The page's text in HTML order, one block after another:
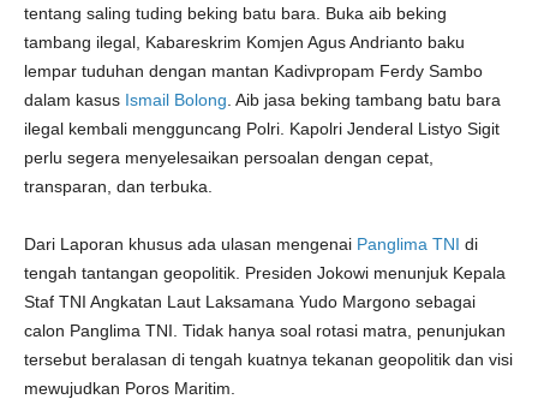
tentang saling tuding beking batu bara. Buka aib beking
tambang ilegal, Kabareskrim Komjen Agus Andrianto baku
lempar tuduhan dengan mantan Kadivpropam Ferdy Sambo
dalam kasus Ismail Bolong . Aib jasa beking tambang batu bara
ilegal kembali mengguncang Polri. Kapolri Jenderal Listyo Sigit
perlu segera menyelesaikan persoalan dengan cepat,
transparan, dan terbuka.
Dari Laporan khusus ada ulasan mengenai Panglima TNI di
tengah tantangan geopolitik. Presiden Jokowi menunjuk Kepala
Staf TNI Angkatan Laut Laksamana Yudo Margono sebagai
calon Panglima TNI. Tidak hanya soal rotasi matra, penunjukan
tersebut beralasan di tengah kuatnya tekanan geopolitik dan visi
mewujudkan Poros Maritim.